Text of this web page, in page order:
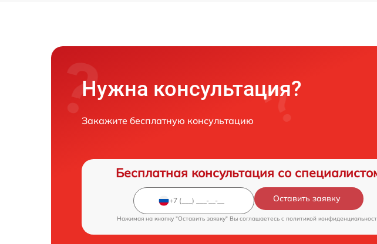
Нужна консультация?
Закажите бесплатную консультацию
Бесплатная консультация со
Оставить заявку
Нажимая на кнопку "Оставить заявку" Вы соглашаетесь c политикой